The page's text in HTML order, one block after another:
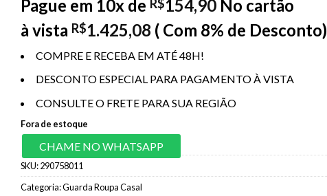
Pague em 10x de R$154,90 No cartão
à vista R$1.425,08 ( Com 8% de Desconto)
COMPRE E RECEBA EM ATÉ 48H!
DESCONTO ESPECIAL PARA PAGAMENTO À VISTA
CONSULTE O FRETE PARA SUA REGIÃO
Fora de estoque
CHAME NO WHATSAPP
SKU:290758011
Categoria:Guarda Roupa Casal